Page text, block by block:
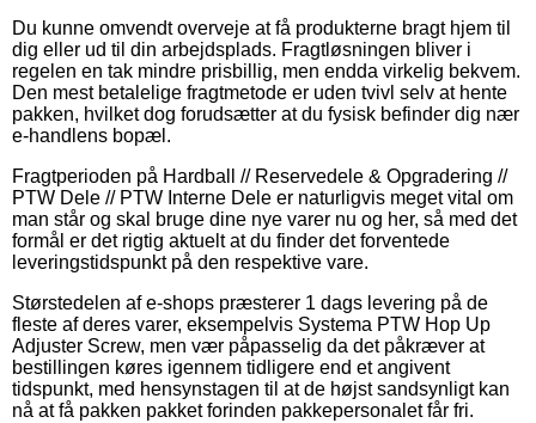
Du kunne omvendt overveje at få produkterne bragt hjem til
dig eller ud til din arbejdsplads. Fragtløsningen bliver i
regelen en tak mindre prisbillig, men endda virkelig bekvem.
Den mest betalelige fragtmetode er uden tvivl selv at hente
pakken, hvilket dog forudsætter at du fysisk befinder dig nær
e-handlens bopæl.
Fragtperioden på Hardball // Reservedele & Opgradering //
PTW Dele // PTW Interne Dele er naturligvis meget vital om
man står og skal bruge dine nye varer nu og her, så med det
formål er det rigtig aktuelt at du finder det forventede
leveringstidspunkt på den respektive vare.
Størstedelen af e-shops præsterer 1 dags levering på de
fleste af deres varer, eksempelvis Systema PTW Hop Up
Adjuster Screw, men vær påpasselig da det påkræver at
bestillingen køres igennem tidligere end et angivent
tidspunkt, med hensynstagen til at de højst sandsynligt kan
nå at få pakken pakket forinden pakkepersonalet får fri.